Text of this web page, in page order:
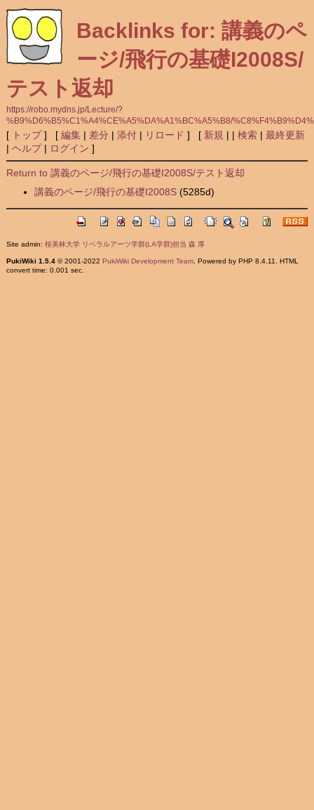
Backlinks for: 講義のペ
ージ/飛行の基礎I2008S/
テスト返却
https://robo.mydns.jp/Lecture/?
%B9%D6%B5%C1%A4%CE%A5%DA%A1%BC%A5%B8/
[ トップ] [ 編集| 差分 | 添付| リロード ] [ 新規 | | 検索| 最終更新
| ヘルプ| ログイン ]
Return to 講義のページ/飛行の基礎I2008S/テスト返却
講義のページ/飛行の基礎I2008S(5285d)
Site admin: 桜美林大学 リベラルアーツ学群(LA学群)担当 森 厚
PukiWiki 1.5.4© 2001-2022 PukiWiki Development Team. Powered by PHP 8.4.11. HTML
convert time: 0.001 sec.